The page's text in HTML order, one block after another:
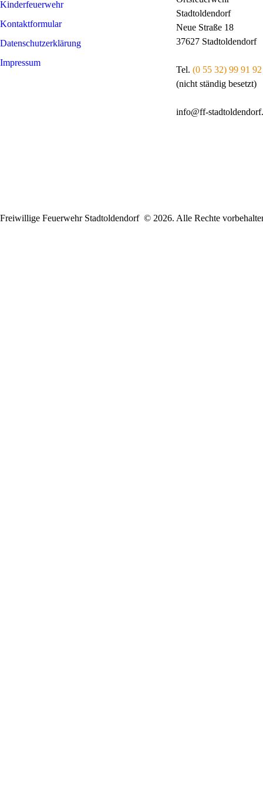
Kinderfeuerwehr
Kontaktformular
Datenschutzerklärung
Impressum
Stadtoldendorf
Neue Straße 18
37627 Stadtoldendorf
Tel. (0 55 32) 99 91 92
(nicht ständig besetzt)
info@ff-
Freiwillige Feuerwehr Stadtoldendorf © 2026. Alle Rechte